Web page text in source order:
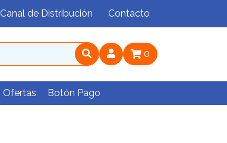
Canal de Distribución Contacto
0
Ofertas Botón Pago